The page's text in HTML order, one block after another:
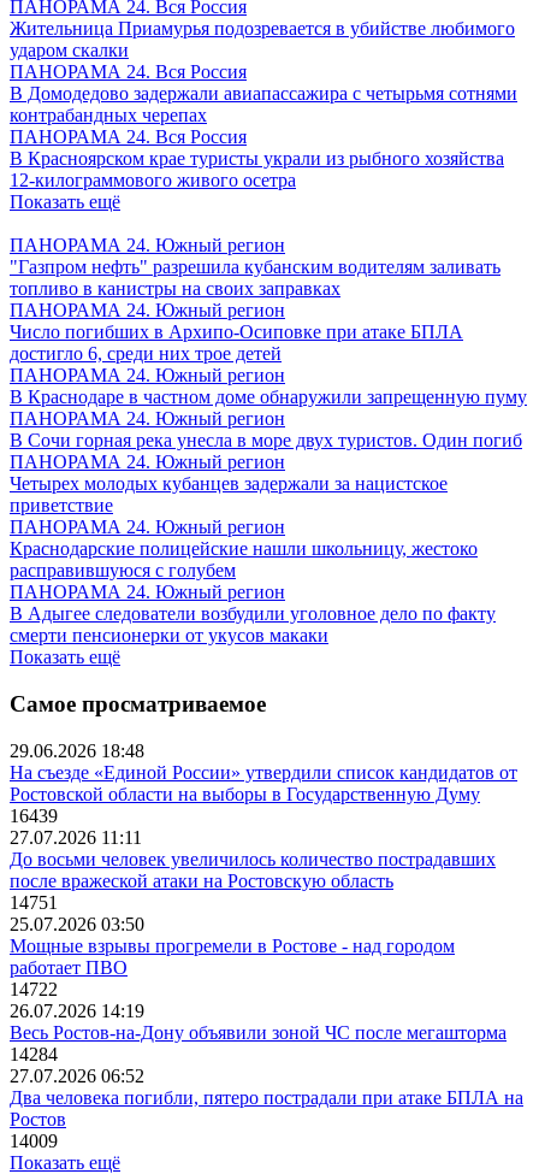
ПАНОРАМА 24. Вся Россия
Жительница Приамурья подозревается в убийстве любимого
ударом скалки
ПАНОРАМА 24. Вся Россия
В Домодедово задержали авиапассажира с четырьмя сотнями
контрабандных черепах
ПАНОРАМА 24. Вся Россия
В Красноярском крае туристы украли из рыбного хозяйства
12-килограммового живого осетра
Показать ещё
ПАНОРАМА 24. Южный регион
"Газпром нефть" разрешила кубанским водителям заливать
топливо в канистры на своих заправках
ПАНОРАМА 24. Южный регион
Число погибших в Архипо-Осиповке при атаке БПЛА
достигло 6, среди них трое детей
ПАНОРАМА 24. Южный регион
В Краснодаре в частном доме обнаружили запрещенную пуму
ПАНОРАМА 24. Южный регион
В Сочи горная река унесла в море двух туристов. Один погиб
ПАНОРАМА 24. Южный регион
Четырех молодых кубанцев задержали за нацистское
приветствие
ПАНОРАМА 24. Южный регион
Краснодарские полицейские нашли школьницу, жестоко
расправившуюся с голубем
ПАНОРАМА 24. Южный регион
В Адыгее следователи возбудили уголовное дело по факту
смерти пенсионерки от укусов макаки
Показать ещё
Самое просматриваемое
29.06.2026 18:48
На съезде «Единой России» утвердили список кандидатов от
Ростовской области на выборы в Государственную Думу
16439
27.07.2026 11:11
До восьми человек увеличилось количество пострадавших
после вражеской атаки на Ростовскую область
14751
25.07.2026 03:50
Мощные взрывы прогремели в Ростове - над городом
работает ПВО
14722
26.07.2026 14:19
Весь Ростов-на-Дону объявили зоной ЧС после мегашторма
14284
27.07.2026 06:52
Два человека погибли, пятеро пострадали при атаке БПЛА на
Ростов
14009
Показать ещё